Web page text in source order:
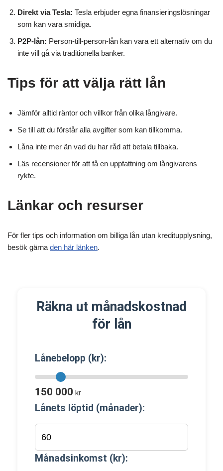
Direkt via Tesla: Tesla erbjuder egna finansieringslösningar
som kan vara smidiga.
P2P-lån: Person-till-person-lån kan vara ett alternativ om du
inte vill gå via traditionella banker.
Tips för att välja rätt lån
Jämför alltid räntor och villkor från olika långivare.
Se till att du förstår alla avgifter som kan tillkomma.
Låna inte mer än vad du har råd att betala tillbaka.
Läs recensioner för att få en uppfattning om långivarens
rykte.
Länkar och resurser
För fler tips och information om billiga lån utan kreditupplysning,
besök gärna den här länken.
Räkna ut månadskostnad
för lån
Lånebelopp (kr):
150 000 kr
Lånets löptid (månader):
Månadsinkomst (kr):